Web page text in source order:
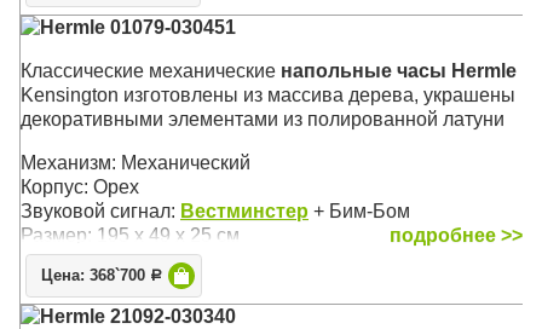
Hermle 01079-030451
Классические механические напольные часы Hermle
Kensington изготовлены из массива дерева, украшены
декоративными элементами из полированной латуни
Механизм: Механический
Корпус: Орех
Звуковой сигнал: Вестминстер + Бим-Бом
Размер: 195 х 49 х 25 см
подробнее >>
Цена: 368`700 Р
Hermle 21092-030340